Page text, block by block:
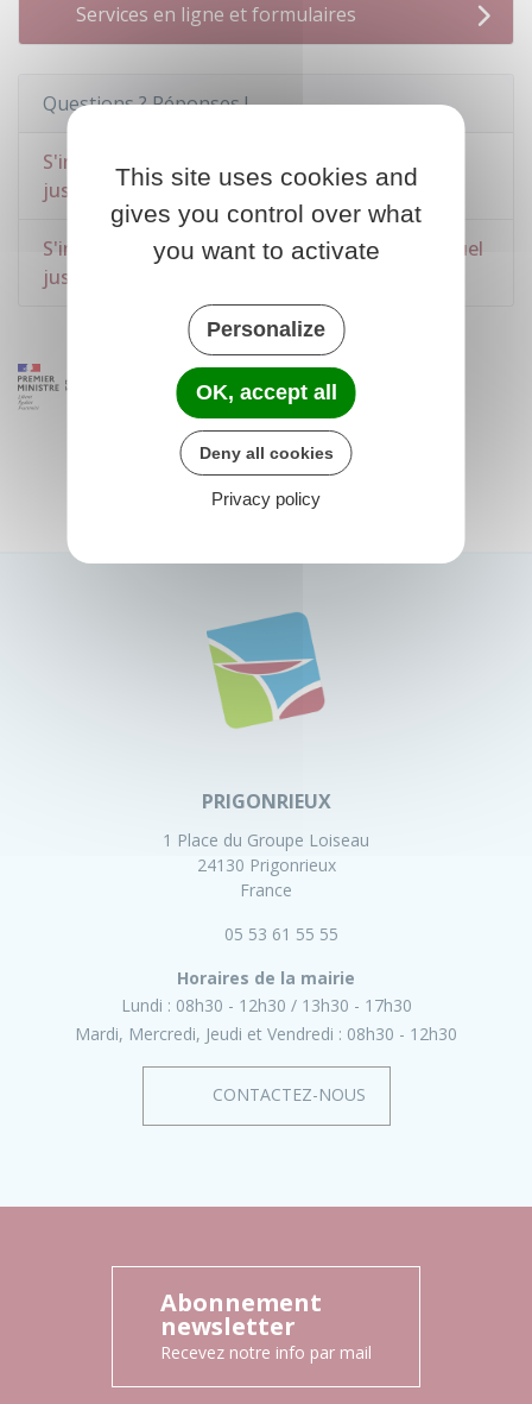
Services en ligne et formulaires
Questions ? Réponses !
S'inscrire sur la liste électorale en mairie : quel
justificatif de domicile ?
S'inscrire sur une liste électorale consulaire : quel
justificatif de domicile ?
PRIGONRIEUX
1 Place du Groupe Loiseau
24130 Prigonrieux
France
05 53 61 55 55
Horaires de la mairie
Lundi : 08h30 - 12h30
13h30 - 17h30
Mardi, Mercredi, Jeudi et Vendredi : 08h30 - 12h30
CONTACTEZ-NOUS
Abonnement
newsletter
Recevez notre info par mail
This site uses cookies and
gives you control over what
you want to activate
Personalize
OK, accept all
Deny all cookies
Privacy policy